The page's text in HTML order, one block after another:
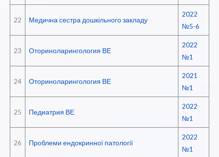
22 Медична сестра дошкільного закладу
2022
№5-6
23 Оториноларингология ВЕ
2022
№1
24 Оториноларингология ВЕ
2021
№1
25 Педиатрия ВЕ
2022
№1
26 Проблеми ендокринної патології
2022
№1